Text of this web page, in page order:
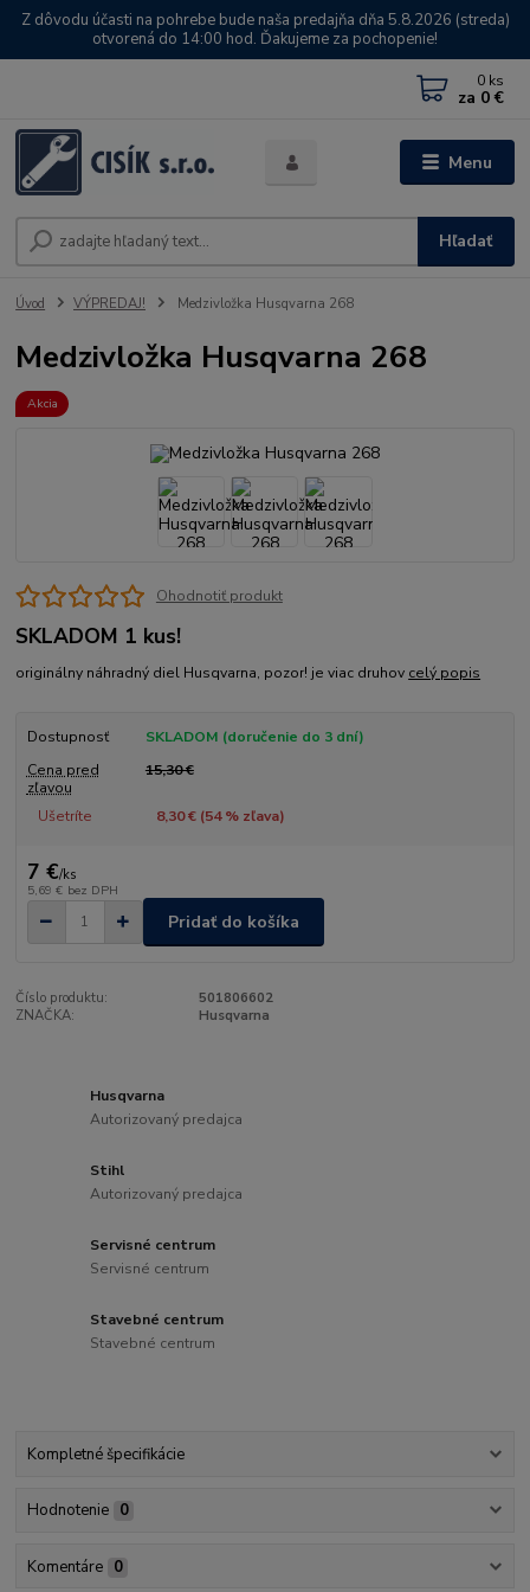
Z dôvodu účasti na pohrebe bude naša predajňa dňa 5.8.2026 (streda)
otvorená do 14:00 hod. Ďakujeme za pochopenie!
Menu
Hľadať
0 ks
za 0 €
Úvod VÝPREDAJ! Medzivložka Husqvarna 268
Medzivložka Husqvarna 268
Akcia
Ohodnotiť produkt
SKLADOM 1 kus!
originálny náhradný diel Husqvarna, pozor! je viac druhov celý popis
Dostupnosť
SKLADOM (doručenie do 3 dní)
Cena pred
zľavou
15,30 €
Ušetríte 8,30 € (54% zľava)
7 €/ks
5,69 € bez DPH
Pridať do košíka
Číslo produktu:
501806602
ZNAČKA:
Husqvarna
Husqvarna
Autorizovaný predajca
Stihl
Autorizovaný predajca
Servisné centrum
Servisné centrum
Stavebné centrum
Stavebné centrum
Kompletné špecifikácie
Hodnotenie 0
Komentáre 0